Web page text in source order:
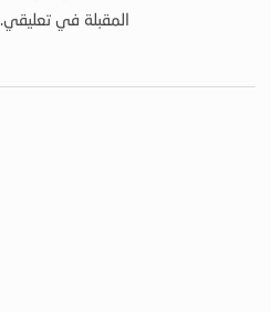
المقبلة في تعليقي.